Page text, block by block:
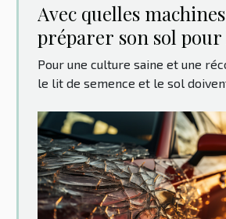
Avec quelles
préparer son sol pour
cultures ?
Pour une culture saine et une
le lit de semence et le sol